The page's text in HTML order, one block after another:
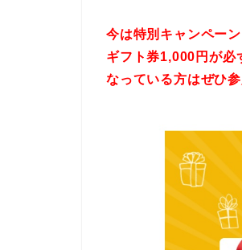
今は特別キャンペー
ギフト券1,000 円が必
なっている方はぜひ